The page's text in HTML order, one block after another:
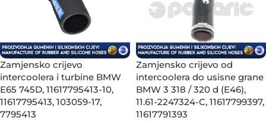
Zamjensko crijevo
intercoolera i turbine BMW
E65 745D, 11617795413-10,
11617795413, 103059-17,
7795413
Zamjensko crijevo od
intercoolera do usisne grane
BMW 3 318 / 320 d (E46),
11.61-2247324-C, 11617799397,
11617791393